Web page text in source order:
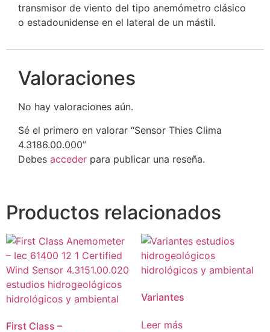
transmisor de viento del tipo anemómetro clásico
o estadounidense en el lateral de un mástil.
Valoraciones
No hay valoraciones aún.
Sé el primero en valorar “Sensor Thies Clima
4.3186.00.000”
Debes acceder para publicar una reseña.
Productos relacionados
First Class –
Variantes
Leer más